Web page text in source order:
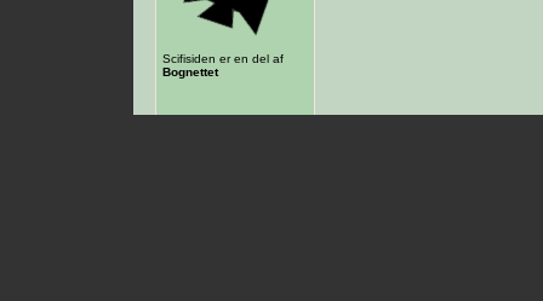
Scifisiden er en del af
Bognettet